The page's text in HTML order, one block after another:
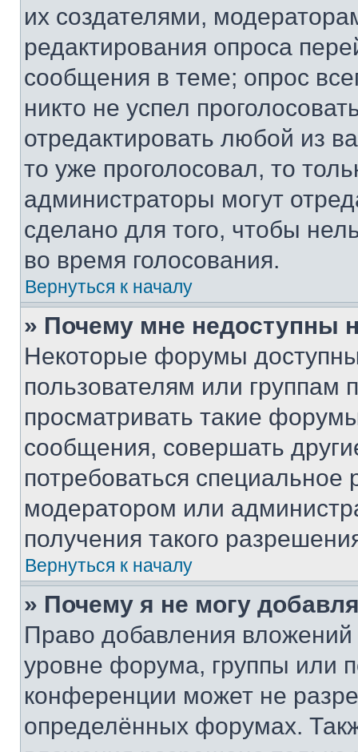
их создателями,
редактирования опроса
сообщения в теме; опрос
никто не успел
отредактировать любой из
то уже проголосовал, то
администраторы могут
сделано для того, чтобы
во время голосования.
Вернуться к началу
» Почему мне недоступны
Некоторые форумы
пользователям или группам
просматривать такие
сообщения, совершать
потребоваться
модератором или
получения такого
Вернуться к началу
» Почему я не могу
Право добавления
уровне форума, группы или
конференции может не
определённых форумах.